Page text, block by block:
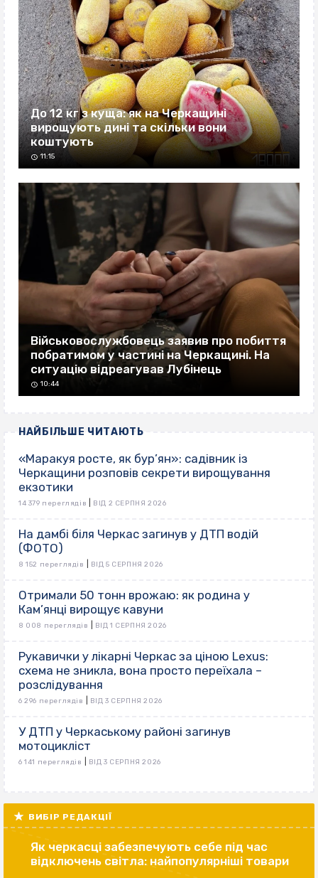
До 12 кг з куща: як на Черкащині
вирощують дині та скільки вони
коштують
11:15
Військовослужбовець заявив про побиття
побратимом у частині на Черкащині. На
ситуацію відреагував Лубінець
10:44
НАЙБІЛЬШЕ ЧИТАЮТЬ
«Маракуя росте, як бур’ян»: садівник із
Черкащини розповів секрети вирощування
екзотики
14 379 переглядів ВІД 2 СЕРПНЯ 2026
На дамбі біля Черкас загинув у ДТП водій
(ФОТО)
8 152 переглядів ВІД 5 СЕРПНЯ 2026
Отримали 50 тонн врожаю: як родина у
Кам’янці вирощує кавуни
8 008 переглядів ВІД 1 СЕРПНЯ 2026
Рукавички у лікарні Черкас за ціною Lexus:
схема не зникла, вона просто переїхала –
розслідування
6 296 переглядів ВІД 3 СЕРПНЯ 2026
У ДТП у Черкаському районі загинув
мотоцикліст
6 141 переглядів ВІД 3 СЕРПНЯ 2026
ВИБІР РЕДАКЦІЇ
Як черкасці забезпечують себе під час
відключень світла: найпопулярніші товари